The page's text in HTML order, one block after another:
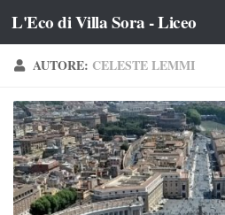
Salta al contenuto
L'Eco di Villa Sora - Liceo
AUTORE: CELESTE LEMMI